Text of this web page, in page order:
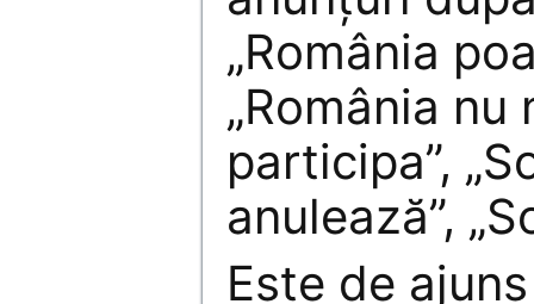
„România
„România
participa”,
anulează”,
Este de